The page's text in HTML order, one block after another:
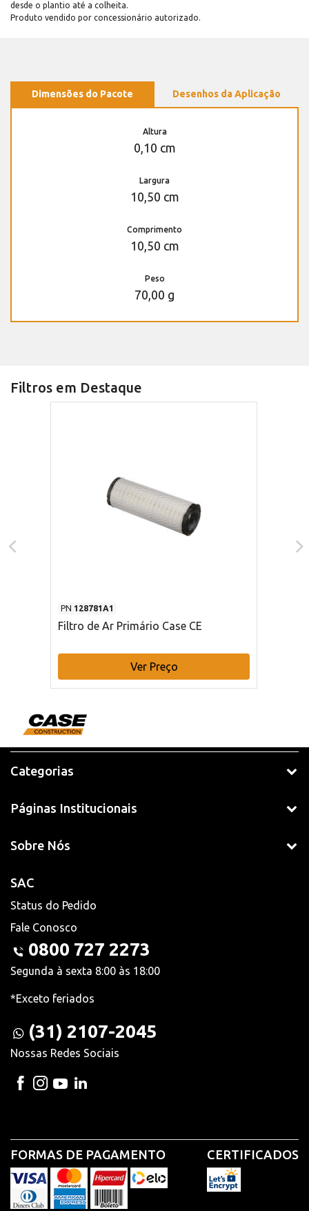
desde o plantio até a colheita.
Produto vendido por concessionário autorizado.
Dimensões do Pacote Desenhos da Aplicação
Altura
0,10 cm
Largura
10,50 cm
Comprimento
10,50 cm
Peso
70,00 g
Filtros em Destaque
PN 128781A1
Filtro de Ar Primário Case CE
Ver Preço
Categorias
Páginas Institucionais
Sobre Nós
SAC
Status do Pedido
Fale Conosco
0800 727 2273
Segunda à sexta 8:00 às 18:00
*Exceto feriados
(31) 2107-2045
Nossas Redes Sociais
FORMAS DE PAGAMENTO CERTIFICADOS